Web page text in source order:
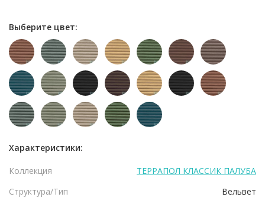
Выберите цвет:
Характеристики:
Коллекция
ТЕРРАПОЛ КЛАССИК ПАЛУБА
Структура/Тип
Вельвет